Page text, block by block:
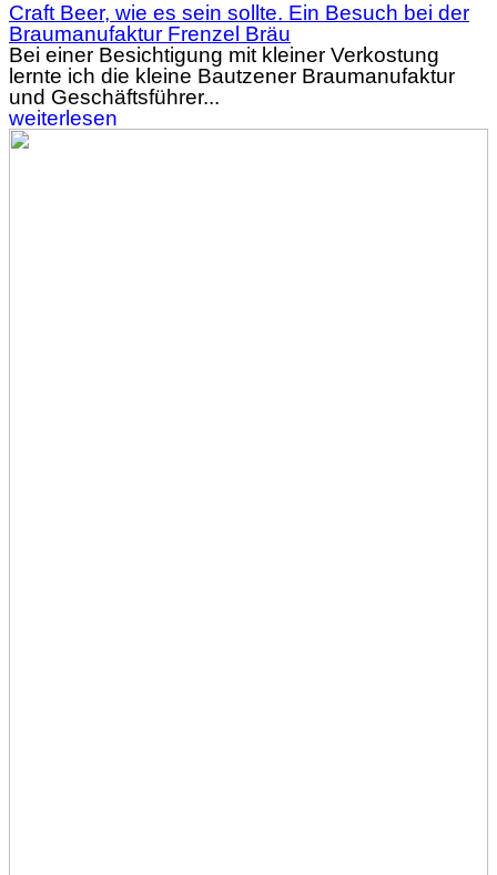
Craft Beer, wie es sein sollte. Ein Besuch bei der
Braumanufaktur Frenzel Bräu
Bei einer Besichtigung mit kleiner Verkostung
lernte ich die kleine Bautzener Braumanufaktur
und Geschäftsführer...
weiterlesen